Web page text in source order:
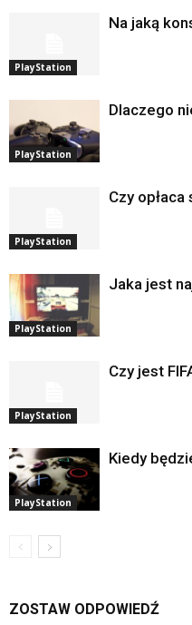
PlayStation
Na jaką
PlayStation
Dlaczego
PlayStation
Czy
PlayStation
Jaka jest
PlayStation
Czy jest
PlayStation
Kiedy
ZOSTAW ODPOWIEDŹ